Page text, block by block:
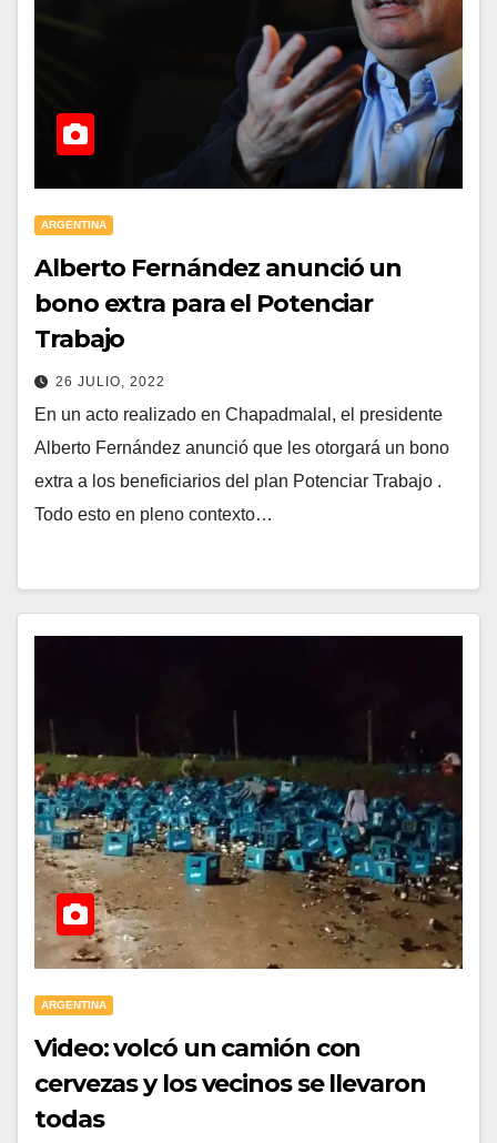
ARGENTINA
Alberto Fernández anunció un
bono extra para el Potenciar
Trabajo
26 JULIO, 2022
En un acto realizado en Chapadmalal, el presidente
Alberto Fernández anunció que les otorgará un bono
extra a los beneficiarios del plan Potenciar Trabajo .
Todo esto en pleno contexto…
ARGENTINA
Video: volcó un camión con
cervezas y los vecinos se llevaron
todas